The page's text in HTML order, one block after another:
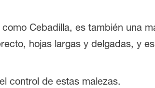
Cebadilla, es también una
hojas largas y delgadas, y
control de estas malezas.